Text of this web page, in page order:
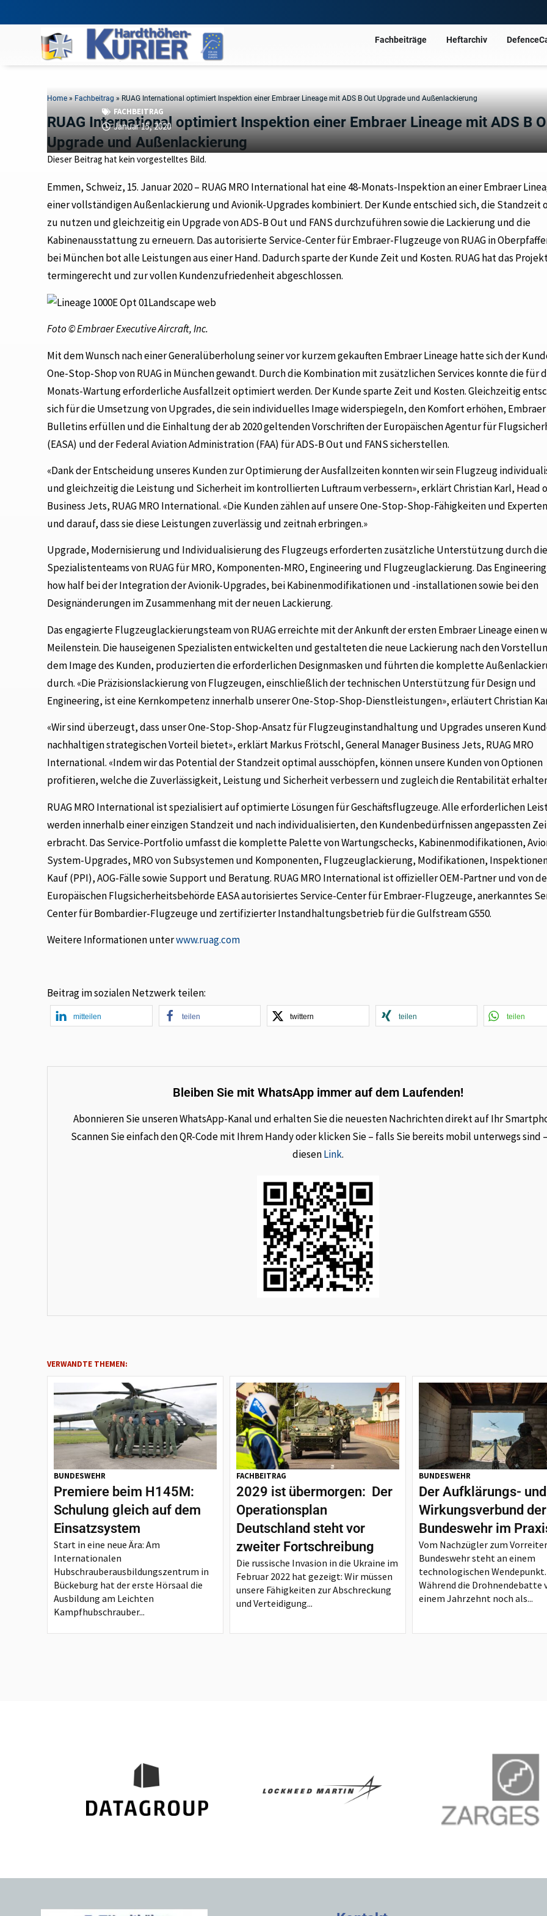
Fachbeiträge Heftarchiv
Home » Fachbeitrag » RUAG International optimiert Inspektion einer Embraer Lineage mit ADS B Out Upgrade und Außenlackierung
RUAG International optimiert Inspektion einer Embraer Lineage mit ADS B
Upgrade und Außenlackierung
FACHBEITRAG
Januar 15, 2020
Dieser Beitrag hat kein vorgestelltes Bild.
Emmen, Schweiz, 15. Januar 2020 – RUAG MRO International hat eine 48-Monats-Inspektion an einer Embraer
einer vollständigen Außenlackierung und Avionik-Upgrades kombiniert. Der Kunde entschied sich, die Standzeit
zu nutzen und gleichzeitig ein Upgrade von ADS-B Out und FANS durchzuführen sowie die Lackierung und die
Kabinenausstattung zu erneuern. Das autorisierte Service-Center für Embraer-Flugzeuge von RUAG in
bei München bot alle Leistungen aus einer Hand. Dadurch sparte der Kunde Zeit und Kosten. RUAG hat das
termingerecht und zur vollen Kundenzufriedenheit abgeschlossen.
Foto © Embraer Executive Aircraft, Inc.
Mit dem Wunsch nach einer Generalüberholung seiner vor kurzem gekauften Embraer Lineage hatte sich der
One-Stop-Shop von RUAG in München gewandt. Durch die Kombination mit zusätzlichen Services konnte die für
Monats-Wartung erforderliche Ausfallzeit optimiert werden. Der Kunde sparte Zeit und Kosten. Gleichzeitig
sich für die Umsetzung von Upgrades, die sein individuelles Image widerspiegeln, den Komfort erhöhen,
Bulletins erfüllen und die Einhaltung der ab 2020 geltenden Vorschriften der Europäischen Agentur für
(EASA) und der Federal Aviation Administration (FAA) für ADS-B Out und FANS sicherstellen.
«Dank der Entscheidung unseres Kunden zur Optimierung der Ausfallzeiten konnten wir sein Flugzeug
und gleichzeitig die Leistung und Sicherheit im kontrollierten Luftraum verbessern», erklärt Christian Karl, Head
Business Jets, RUAG MRO International. «Die Kunden zählen auf unsere One-Stop-Shop-Fähigkeiten und
und darauf, dass sie diese Leistungen zuverlässig und zeitnah erbringen.»
Upgrade, Modernisierung und Individualisierung des Flugzeugs erforderten zusätzliche Unterstützung durch die
Spezialistenteams von RUAG für MRO, Komponenten-MRO, Engineering und Flugzeuglackierung. Das
how half bei der Integration der Avionik-Upgrades, bei Kabinenmodifikationen und -installationen sowie bei den
Designänderungen im Zusammenhang mit der neuen Lackierung.
Das engagierte Flugzeuglackierungsteam von RUAG erreichte mit der Ankunft der ersten Embraer Lineage einen
Meilenstein. Die hauseigenen Spezialisten entwickelten und gestalteten die neue Lackierung nach den
dem Image des Kunden, produzierten die erforderlichen Designmasken und führten die komplette
durch. «Die Präzisionslackierung von Flugzeugen, einschließlich der technischen Unterstützung für Design und
Engineering, ist eine Kernkompetenz innerhalb unserer One-Stop-Shop-Dienstleistungen», erläutert Christian
«Wir sind überzeugt, dass unser One-Stop-Shop-Ansatz für Flugzeuginstandhaltung und Upgrades unseren
nachhaltigen strategischen Vorteil bietet», erklärt Markus Frötschl, General Manager Business Jets, RUAG MRO
International. «Indem wir das Potential der Standzeit optimal ausschöpfen, können unsere Kunden von Optionen
profitieren, welche die Zuverlässigkeit, Leistung und Sicherheit verbessern und zugleich die Rentabilität
RUAG MRO International ist spezialisiert auf optimierte Lösungen für Geschäftsflugzeuge. Alle erforderlichen
werden innerhalb einer einzigen Standzeit und nach individualisierten, den Kundenbedürfnissen angepassten
erbracht. Das Service-Portfolio umfasst die komplette Palette von Wartungschecks, Kabinenmodifikationen,
System-Upgrades, MRO von Subsystemen und Komponenten, Flugzeuglackierung, Modifikationen,
Kauf (PPI), AOG-Fälle sowie Support und Beratung. RUAG MRO International ist offizieller OEM-Partner und von
Europäischen Flugsicherheitsbehörde EASA autorisiertes Service-Center für Embraer-Flugzeuge, anerkanntes
Center für Bombardier-Flugzeuge und zertifizierter Instandhaltungsbetrieb für die Gulfstream G550.
Weitere Informationen unterwww.ruag.com
Beitrag im sozialen Netzwerk teilen:
mitteilen teilen twittern teilen teilen
Bleiben Sie mit WhatsApp immer auf dem Laufenden!
Abonnieren Sie unseren WhatsApp-Kanal und erhalten Sie die neuesten Nachrichten direkt auf Ihr
Scannen Sie einfach den QR-Code mit Ihrem Handy oder klicken Sie – falls Sie bereits mobil unterwegs sind
diesenLink.
VERWANDTE THEMEN:
BUNDESWEHR
Premiere beim H145M:
Schulung gleich auf dem
Einsatzsystem
Start in eine neue Ära: Am
Internationalen
Hubschrauberausbildungszentrum in
Bückeburg hat der erste Hörsaal die
Ausbildung am Leichten
Kampfhubschrauber...
FACHBEITRAG
2029 ist übermorgen: Der
Operationsplan
Deutschland steht vor
zweiter Fortschreibung
Die russische Invasion in die Ukraine im
Februar 2022 hat gezeigt: Wir müssen
unsere Fähigkeiten zur Abschreckung
und Verteidigung...
BUNDESWEHR
Der Aufklärungs- und
Wirkungsverbund der
Bundeswehr im
Vom Nachzügler zum
Bundeswehr steht an einem
technologischen Wendepunkt.
Während die Drohnendebatte
einem Jahrzehnt noch als...